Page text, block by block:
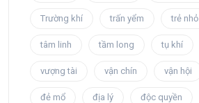
Trường khí trấn yểm trẻ nhỏ
tâm linh tầm long tụ khí
vượng tài vận chín vận hội
đẻ mổ địa lý độc quyền